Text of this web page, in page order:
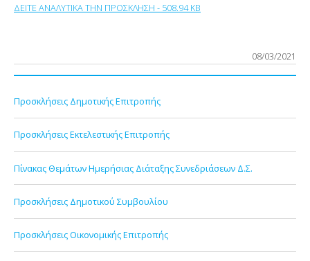
ΔΕΙΤΕ ΑΝΑΛΥΤΙΚΑ ΤΗΝ ΠΡΟΣΚΛΗΣΗ - 508.94 KB
08/03/2021
Προσκλήσεις Δημοτικής Επιτροπής
Προσκλήσεις Εκτελεστικής Επιτροπής
Πίνακας Θεμάτων Ημερήσιας Διάταξης Συνεδριάσεων Δ.Σ.
Προσκλήσεις Δημοτικού Συμβουλίου
Προσκλήσεις Οικονομικής Επιτροπής